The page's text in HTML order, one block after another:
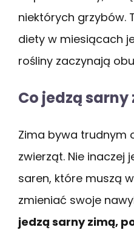
niektórych grzybów.
diety w miesiącach
rośliny zaczynają
Co jedzą sarny
Zima bywa trudnym
zwierząt. Nie inaczej
saren, które muszą
zmieniać swoje
jedzą sarny zimą,